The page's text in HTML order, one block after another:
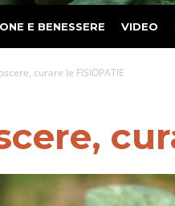
E BENESSERE VIDEO
curare le FISIOPATIE